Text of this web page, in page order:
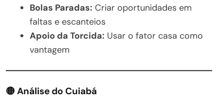
Bolas Paradas: Criar oportunidades em
faltas e escanteios
Apoio da Torcida: Usar o fator casa como
vantagem
🟡 Análise do Cuiabá